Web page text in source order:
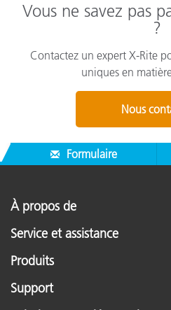
Vous ne savez pas
?
Contactez un expert X-Rite
uniques en
Nous
Formulaire
À propos de
Service et assistance
Produits
Support